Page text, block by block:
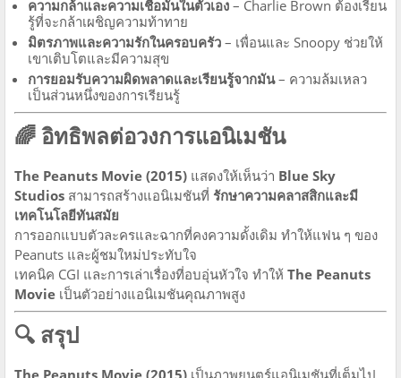
ความกล้าและความเชื่อมั่นในตัวเอง – Charlie Brown ต้องเรียน
รู้ที่จะกล้าเผชิญความท้าทาย
มิตรภาพและความรักในครอบครัว – เพื่อนและ Snoopy ช่วยให้
เขาเติบโตและมีความสุข
การยอมรับความผิดพลาดและเรียนรู้จากมัน– ความล้มเหลว
เป็นส่วนหนึ่งของการเรียนรู้
🌈 อิทธิพลต่อวงการแอนิเมชัน
The Peanuts Movie (2015) แสดงให้เห็นว่า Blue Sky
Studios สามารถสร้างแอนิเมชันที่ รักษาความคลาสสิกและมี
เทคโนโลยีทันสมัย
การออกแบบตัวละครและฉากที่คงความดั้งเดิม ทำให้แฟน ๆ ของ
Peanuts และผู้ชมใหม่ประทับใจ
เทคนิค CGI และการเล่าเรื่องที่อบอุ่นหัวใจ ทำให้ The Peanuts
Movie เป็นตัวอย่างแอนิเมชันคุณภาพสูง
🔍 สรุป
The Peanuts Movie (2015) เป็นภาพยนตร์แอนิเมชันที่เต็มไป